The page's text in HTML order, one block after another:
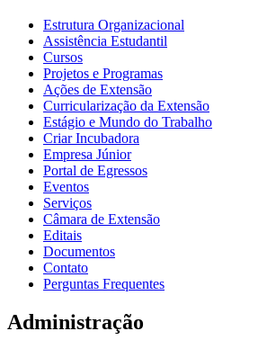
Estrutura Organizacional
Assistência Estudantil
Cursos
Projetos e Programas
Ações de Extensão
Curricularização da Extensão
Estágio e Mundo do Trabalho
Criar Incubadora
Empresa Júnior
Portal de Egressos
Eventos
Serviços
Câmara de Extensão
Editais
Documentos
Contato
Perguntas Frequentes
Administração